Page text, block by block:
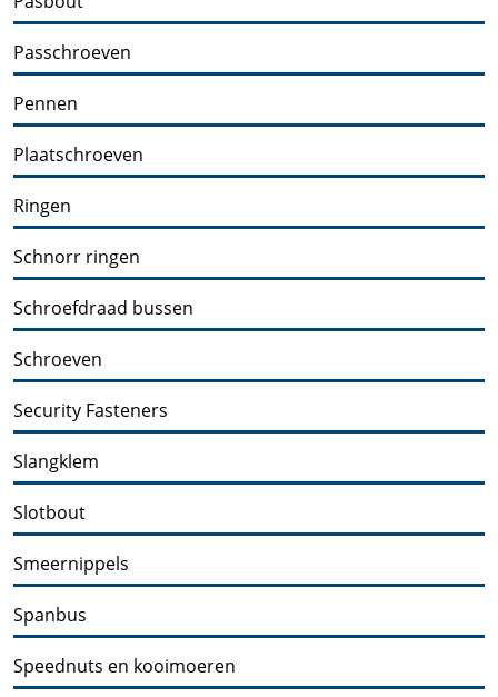
Passchroeven
Pennen
Plaatschroeven
Ringen
Schnorr ringen
Schroefdraad bussen
Schroeven
Security Fasteners
Slangklem
Slotbout
Smeernippels
Spanbus
Speednuts en kooimoeren